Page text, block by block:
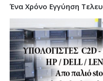
Ένα Χρόνο Εγγύηση